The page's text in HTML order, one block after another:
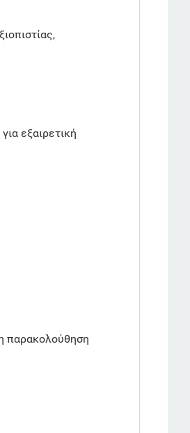
εξαιρετική
παρακολούθηση